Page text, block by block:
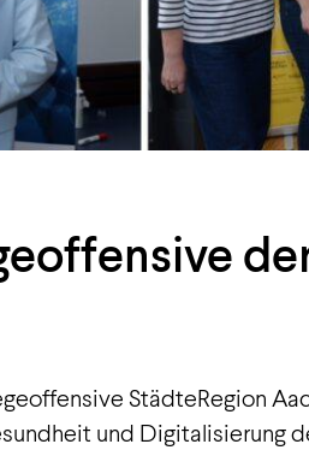
StädteRegion
und Digitalisierung